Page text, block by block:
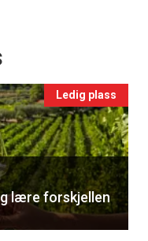
Ledig plass
lære forskjellen